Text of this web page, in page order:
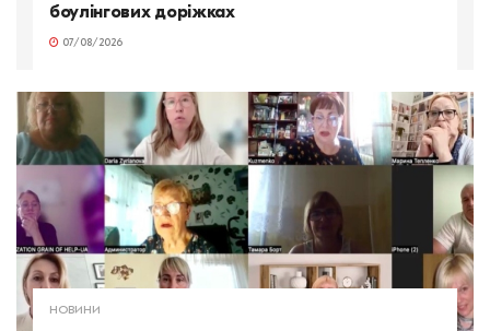
боулінгових доріжках
07/08/2026
НОВИНИ